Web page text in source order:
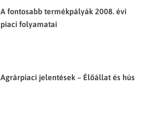
A fontosabb termékpályák 2008. évi
piaci folyamatai
Agrárpiaci jelentések – Élőállat és hús